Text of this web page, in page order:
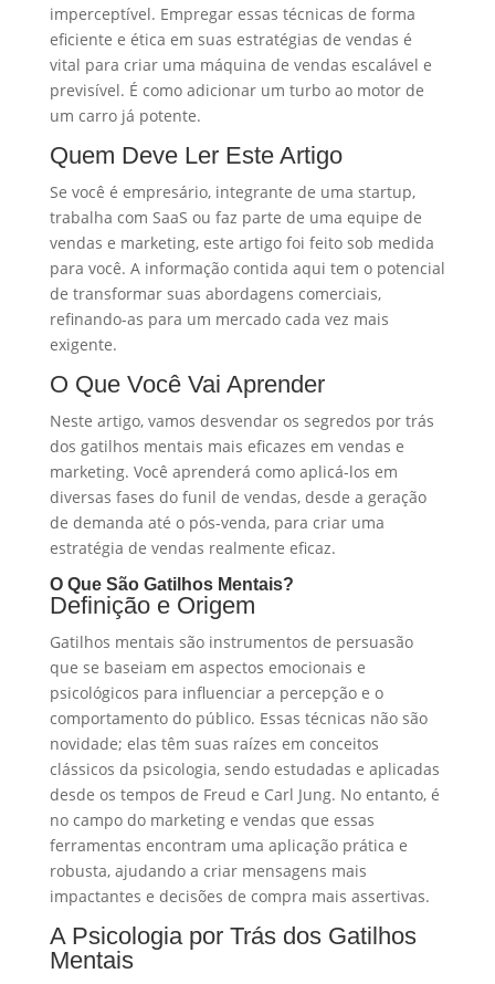
imperceptível. Empregar essas técnicas de forma
eficiente e ética em suas estratégias de vendas é
vital para criar uma máquina de vendas escalável e
previsível. É como adicionar um turbo ao motor de
um carro já potente.
Quem Deve Ler Este Artigo
Se você é empresário, integrante de uma startup,
trabalha com SaaS ou faz parte de uma equipe de
vendas e marketing, este artigo foi feito sob medida
para você. A informação contida aqui tem o potencial
de transformar suas abordagens comerciais,
refinando-as para um mercado cada vez mais
exigente.
O Que Você Vai Aprender
Neste artigo, vamos desvendar os segredos por trás
dos gatilhos mentais mais eficazes em vendas e
marketing. Você aprenderá como aplicá-los em
diversas fases do funil de vendas, desde a geração
de demanda até o pós-venda, para criar uma
estratégia de vendas realmente eficaz.
O Que São Gatilhos Mentais?
Definição e Origem
Gatilhos mentais são instrumentos de persuasão
que se baseiam em aspectos emocionais e
psicológicos para influenciar a percepção e o
comportamento do público. Essas técnicas não são
novidade; elas têm suas raízes em conceitos
clássicos da psicologia, sendo estudadas e aplicadas
desde os tempos de Freud e Carl Jung. No entanto, é
no campo do marketing e vendas que essas
ferramentas encontram uma aplicação prática e
robusta, ajudando a criar mensagens mais
impactantes e decisões de compra mais assertivas.
A Psicologia por Trás dos Gatilhos
Mentais